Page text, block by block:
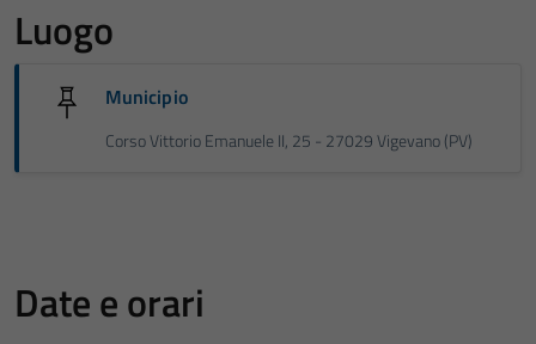
Luogo
Municipio
Corso Vittorio Emanuele II, 25 - 27029 Vigevano (PV)
Date e orari